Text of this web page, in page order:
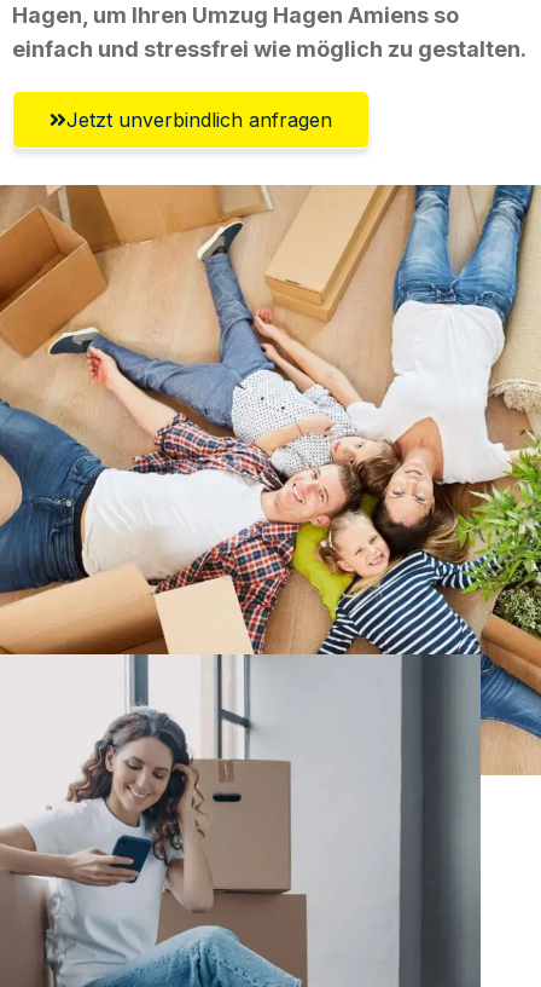
Hagen, um Ihren Umzug Hagen Amiens so
einfach und stressfrei wie möglich zu gestalten.
Jetzt unverbindlich anfragen